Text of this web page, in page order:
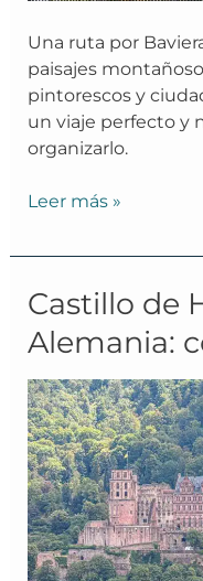
Una ruta por
paisajes
pintorescos y
un viaje perfecto y
organizarlo.
Leer más »
Castillo de
Alemania:
Castillo
de
Heidelberg
en
Alemania:
cómo
visitarlo